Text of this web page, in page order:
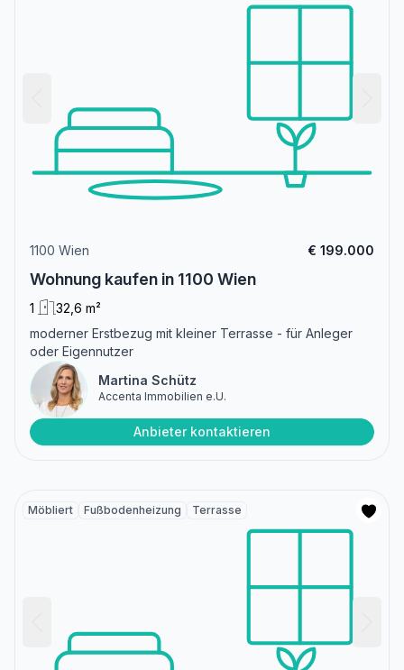
1100 Wien € 199.000
Wohnung kaufen in 1100 Wien
1
32,6 m²
moderner Erstbezug mit kleiner Terrasse - für Anleger
oder Eigennutzer
Martina Schütz
Accenta Immobilien e.U.
Anbieter kontaktieren
Möbliert Fußbodenheizung Terrasse